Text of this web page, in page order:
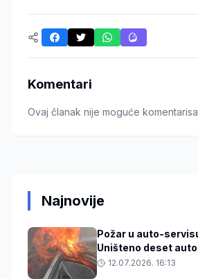
Komentari
Ovaj članak nije moguće
Najnovije
Požar u auto-
Uništeno deset
12.07.2026. 16:13